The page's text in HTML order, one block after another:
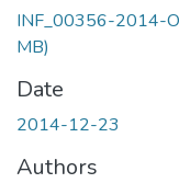
INF_00356-2014-
MB)
Date
2014-12-23
Authors